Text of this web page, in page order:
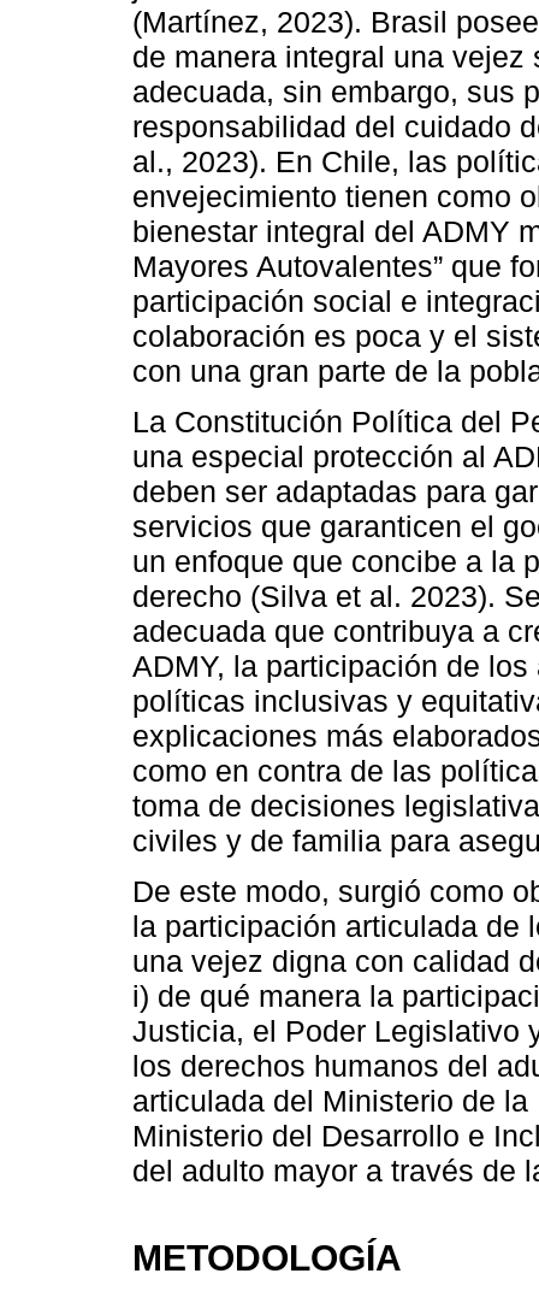
(Martínez, 2023). Brasil
de manera integral una
adecuada, sin embargo, sus
responsabilidad del cuidado
al., 2023). En Chile, las
envejecimiento tienen como
bienestar integral del ADMY
Mayores Autovalentes” que
participación social e
colaboración es poca y el
con una gran parte de la
La Constitución Política del
una especial protección al
deben ser adaptadas para
servicios que garanticen el
un enfoque que concibe a la
derecho (Silva et al. 2023).
adecuada que contribuya a
ADMY, la participación de
políticas inclusivas y
explicaciones más
como en contra de las
toma de decisiones
civiles y de familia para
De este modo, surgió como
la participación articulada de
una vejez digna con calidad
i) de qué manera la
Justicia, el Poder Legislativo
los derechos humanos del
articulada del Ministerio de
Ministerio del Desarrollo e
del adulto mayor a través de
METODOLOGÍA